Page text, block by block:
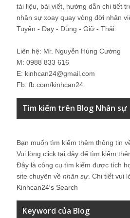
tài liệu, bài viết, hướng dẫn chi tiết
nhân sự xoay quay vòng đời nhân
Tuyển - Dạy - Dùng - Giữ - Thải.
Liên hệ: Mr. Nguyễn Hùng Cường
M: 0988 833 616
E: kinhcan24@gmail.com
Fb: fb.com/kinhcan24
Tìm kiếm trên Blog Nhân sự
Bạn muốn tìm kiếm thêm thông tin
Vui lòng click tại đây để tìm kiếm
Đây là công cụ tìm kiếm được tích
site chuyên về nhân sự. Chi tiết vui
Kinhcan24′s Search
Keyword của Blog